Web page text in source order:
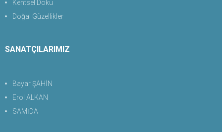
Kentsel Doku
Doğal Güzellikler
SANATÇILARIMIZ
Bayar ŞAHİN
Erol ALKAN
SAMİDA